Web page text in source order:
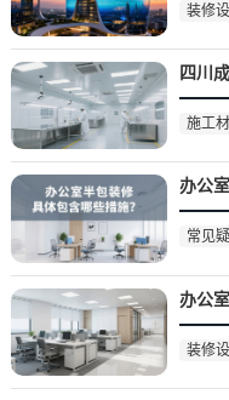
装修
四川
施工
办公
常见
办公
装修